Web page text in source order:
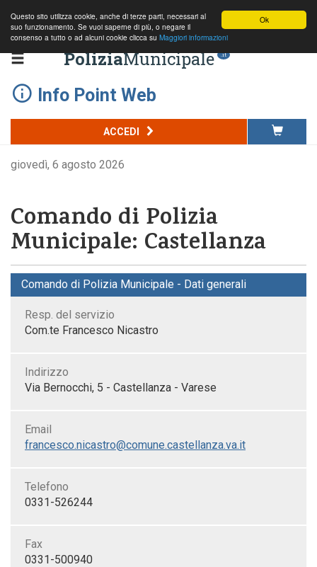
Ok
Questo sito utilizza cookie, anche di terze parti, necessari al
suo funzionamento. Se vuoi saperne di più, o negare il
consenso a tutto o ad alcuni cookie clicca su Maggiori informazioni
PoliziaMunicipale .it
Info Point Web
ACCEDI
giovedì, 6 agosto 2026
Comando di Polizia
Municipale: Castellanza
Comando di Polizia Municipale - Dati generali
Resp. del servizio
Com.te Francesco Nicastro
Indirizzo
Via Bernocchi, 5 - Castellanza - Varese
Email
francesco.nicastro@comune.castellanza.va.it
Telefono
0331-526244
Fax
0331-500940